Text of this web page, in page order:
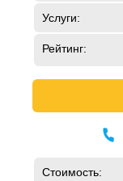
Услуги:
Рейтинг:
Стоимость: